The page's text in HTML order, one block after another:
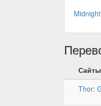
Сайты
Thor: